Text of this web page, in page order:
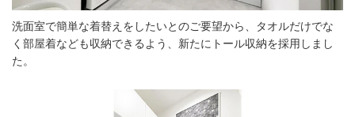
洗面室で簡単な着替えをしたいとのご要望から、タオルだけでな
く部屋着なども収納できるよう、新たにトール収納を採用しまし
た。